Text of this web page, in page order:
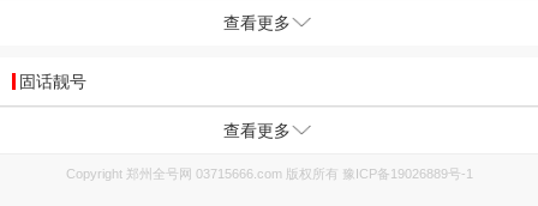
查看更多
固话靓号
查看更多
Copyright 郑州全号网 03715666.com 版权所有 豫ICP备19026889号-1